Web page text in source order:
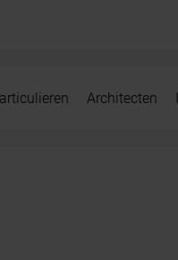
Architecten